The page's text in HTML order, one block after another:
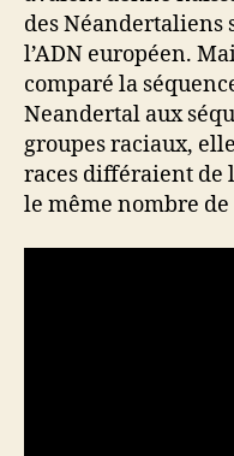
des Néandertaliens
l’ADN européen.
comparé la
Neandertal aux
groupes raciaux,
races différaient de
le même nombre